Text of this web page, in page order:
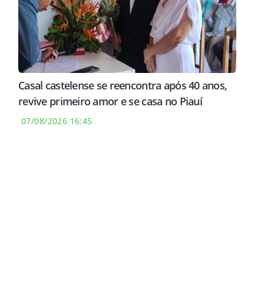
Casal castelense se reencontra após 40 anos,
revive primeiro amor e se casa no Piauí
07/08/2026 16:45